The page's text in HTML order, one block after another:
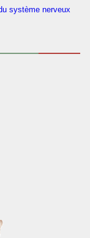
système nerveux